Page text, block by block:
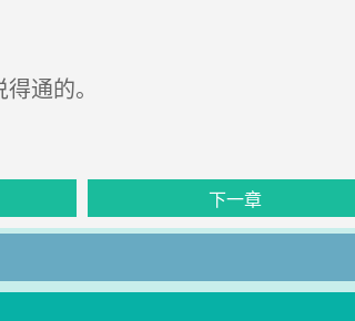
通的。
下一章